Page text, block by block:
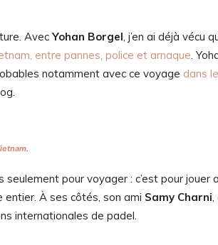
Avec Yohan Borgel, j’en ai déjà vécu
entre pannes, police et arnaque.
notamment avec ce voyage dans
.
pour voyager : c’est pour jouer
À ses côtés, son ami Samy Charni,
internationales de padel.